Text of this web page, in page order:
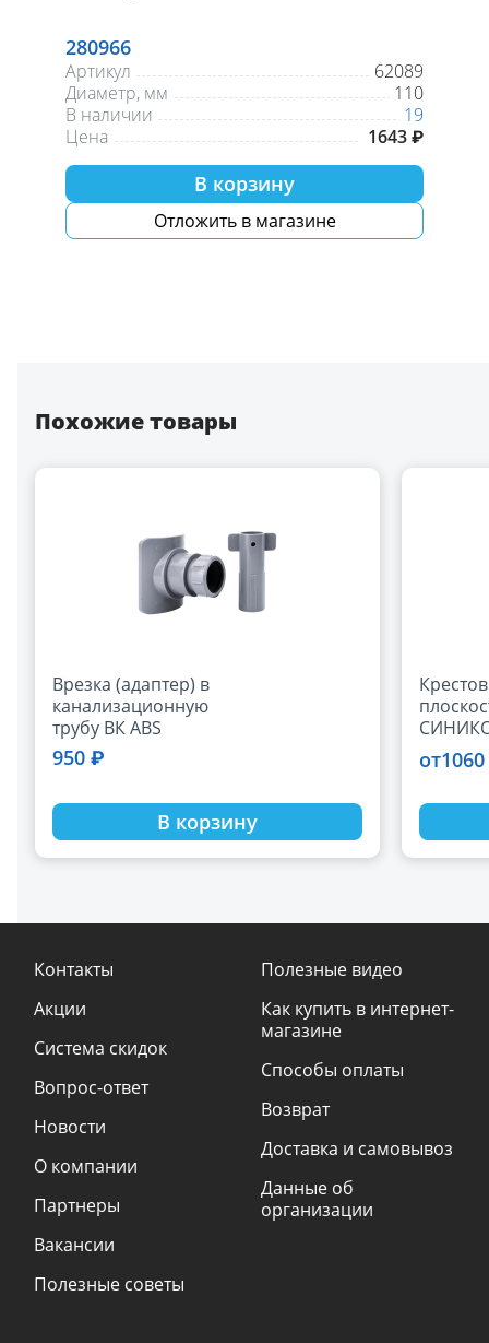
280966
Артикул
62089
Диаметр, мм
110
В наличии
19
Цена
1643 ₽
В корзину
Отложить в магазине
Похожие товары
Врезка (адаптер) в
канализационную
трубу ВК ABS
110*50, серый РТП
(16)
950 ₽
В корзину
90 град.
от
Контакты
Акции
Система скидок
Вопрос-ответ
Новости
О компании
Партнеры
Вакансии
Полезные советы
Полезные видео
Как купить в интернет-
магазине
Способы оплаты
Возврат
Доставка и самовывоз
Данные об
организации